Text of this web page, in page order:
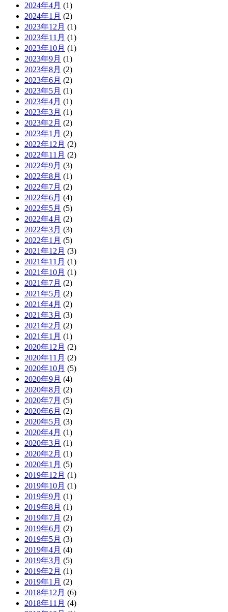
2024年4月 (1)
2024年1月 (2)
2023年12月 (1)
2023年11月 (1)
2023年10月 (1)
2023年9月 (1)
2023年8月 (2)
2023年6月 (2)
2023年5月 (1)
2023年4月 (1)
2023年3月 (1)
2023年2月 (2)
2023年1月 (2)
2022年12月 (2)
2022年11月 (2)
2022年9月 (3)
2022年8月 (1)
2022年7月 (2)
2022年6月 (4)
2022年5月 (5)
2022年4月 (2)
2022年3月 (3)
2022年1月 (5)
2021年12月 (3)
2021年11月 (1)
2021年10月 (1)
2021年7月 (2)
2021年5月 (2)
2021年4月 (2)
2021年3月 (3)
2021年2月 (2)
2021年1月 (1)
2020年12月 (2)
2020年11月 (2)
2020年10月 (5)
2020年9月 (4)
2020年8月 (2)
2020年7月 (5)
2020年6月 (2)
2020年5月 (3)
2020年4月 (1)
2020年3月 (1)
2020年2月 (1)
2020年1月 (5)
2019年12月 (1)
2019年10月 (1)
2019年9月 (1)
2019年8月 (1)
2019年7月 (2)
2019年6月 (2)
2019年5月 (3)
2019年4月 (4)
2019年3月 (5)
2019年2月 (1)
2019年1月 (2)
2018年12月 (6)
2018年11月 (4)